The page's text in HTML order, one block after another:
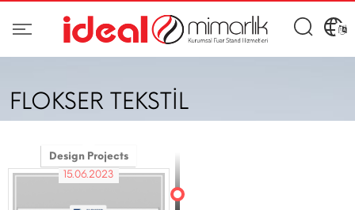
FLOKSER TEKSTİL
Design Projects
15.06.2023